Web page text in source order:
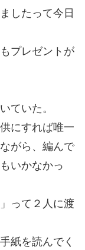
したって今日
プレゼントが
ていた。
にすれば唯一
がら、編んで
いかなかっ
って２人に渡
紙を読んでく